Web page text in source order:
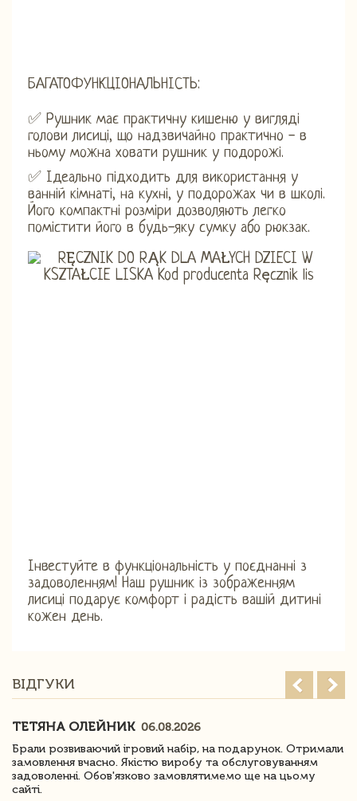
БАГАТОФУНКЦІОНАЛЬНІСТЬ:
✅ Рушник має практичну кишеню у вигляді
голови лисиці, що надзвичайно практично - в
ньому можна ховати рушник у подорожі.
✅ Ідеально підходить для використання у
ванній кімнаті, на кухні, у подорожах чи в школі.
Його компактні розміри дозволяють легко
помістити його в будь-яку сумку або рюкзак.
Інвестуйте в функціональність у поєднанні з
задоволенням! Наш рушник із зображенням
лисиці подарує комфорт і радість вашій дитині
кожен день.
ВІДГУКИ
ТЕТЯНА ОЛЕЙНИК 06.08.2026
Брали розвиваючий ігровий набір, на подарунок. Отримали
замовлення вчасно. Якістю виробу та обслуговуванням
задоволенні. Обов'язково замовлятимемо ще на цьому
сайті.